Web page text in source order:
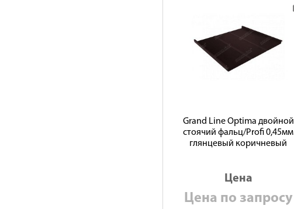
Grand Line Optima двойной
стоячий фальц/Profi 0,45мм
глянцевый коричневый
Цена
Цена по запросу